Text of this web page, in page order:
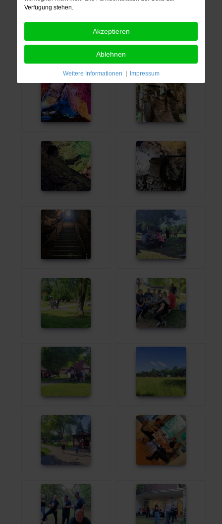
Verfügung stehen.
Akzeptieren
Ablehnen
Weitere Informationen Impressum